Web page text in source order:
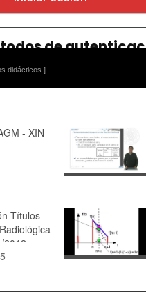
Diseño y
de
e
10:57 ·
9:40 · 2017